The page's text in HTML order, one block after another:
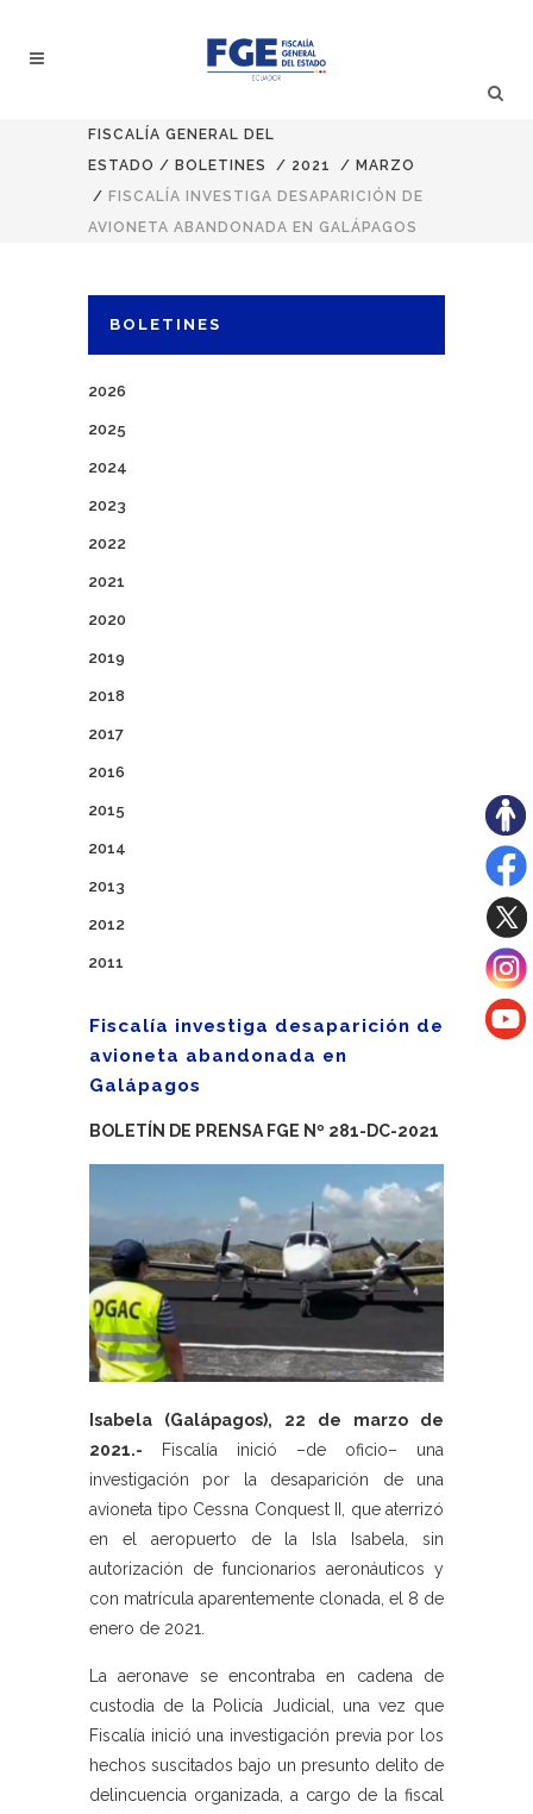
FISCALÍA GENERAL DEL
ESTADO / BOLETINES / 2021 / MARZO
/ FISCALÍA INVESTIGA DESAPARICIÓN DE
AVIONETA ABANDONADA EN GALÁPAGOS
BOLETINES
2026
2025
2024
2023
2022
2021
2020
2019
2018
2017
2016
2015
2014
2013
2012
2011
Fiscalía investiga desaparición de
avioneta abandonada en
Galápagos
BOLETÍN DE PRENSA FGE Nº 281-DC-2021
Isabela (Galápagos), 22 de marzo de
2021.- Fiscalía inició –de oficio– una
investigación por la desaparición de una
avioneta tipo Cessna Conquest II, que aterrizó
en el aeropuerto de la Isla Isabela, sin
autorización de funcionarios aeronáuticos y
con matrícula aparentemente clonada, el 8 de
enero de 2021.
La aeronave se encontraba en cadena de
custodia de la Policía Judicial, una vez que
Fiscalía inició una investigación previa por los
hechos suscitados bajo un presunto delito de
delincuencia organizada, a cargo de la fiscal